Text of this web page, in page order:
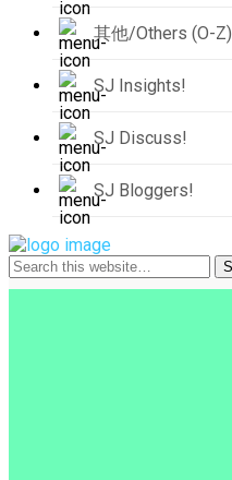
其他/Others (O-Z)
SJ Insights!
SJ Discuss!
SJ Bloggers!